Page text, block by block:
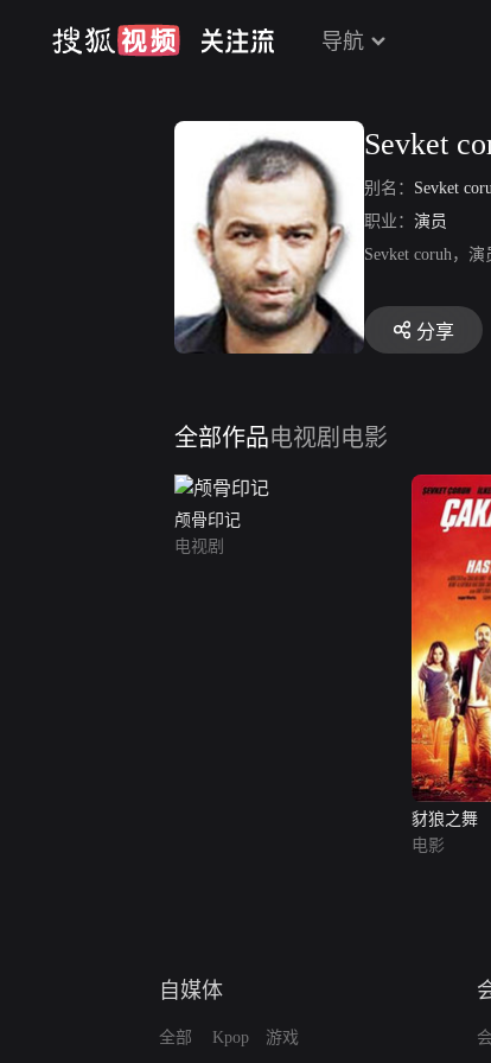
导航
Sevket
别名： Sevket
职业： 演员
Sevket coruh，
分享
全部作品电视剧 电影
颅骨印记
电视剧
豺狼之舞
电影
自媒体
全部 Kpop 游戏